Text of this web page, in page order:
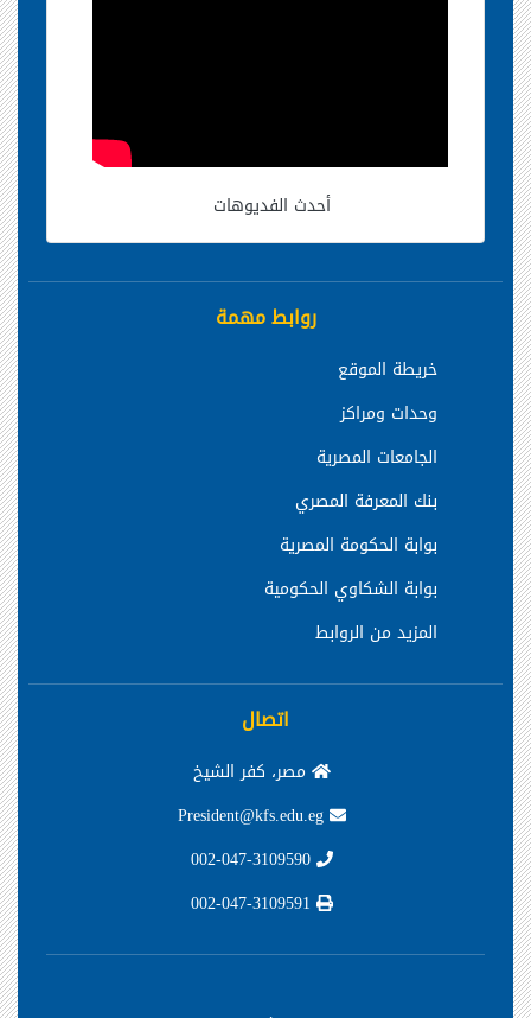
أحدث الفديوهات
روابط مهمة
خريطة الموقع
وحدات ومراكز
الجامعات المصرية
بنك المعرفة المصري
بوابة الحكومة المصرية
بوابة الشكاوي الحكومية
المزيد من الروابط
اتصال
مصر، كفر الشيخ